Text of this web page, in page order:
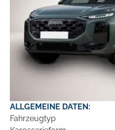
ALLGEMEINE DATEN:
Fahrzeugtyp